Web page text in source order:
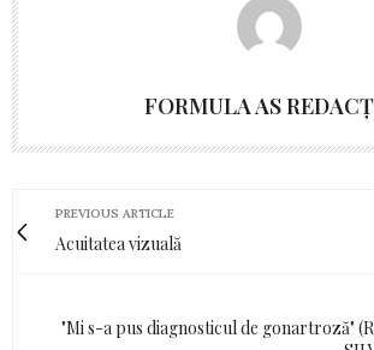
FORMULA AS
PREVIOUS ARTICLE
Acuitatea vizuală
"Mi s-a pus diagnosticul de gonartroză"